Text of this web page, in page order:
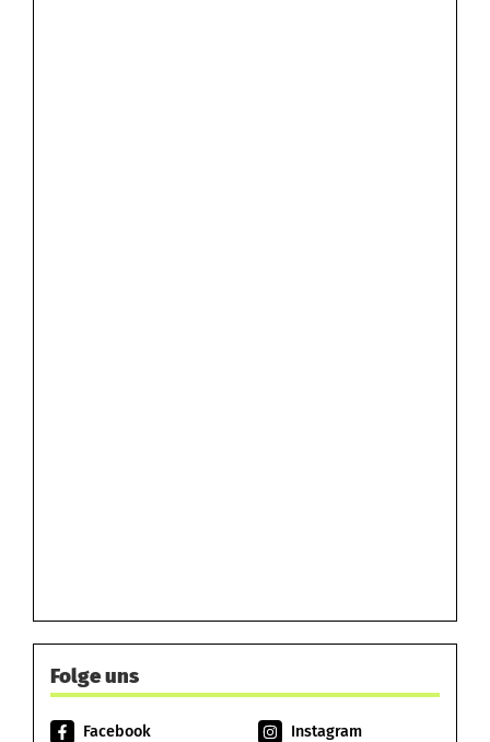
Folge uns
Facebook
Instagram